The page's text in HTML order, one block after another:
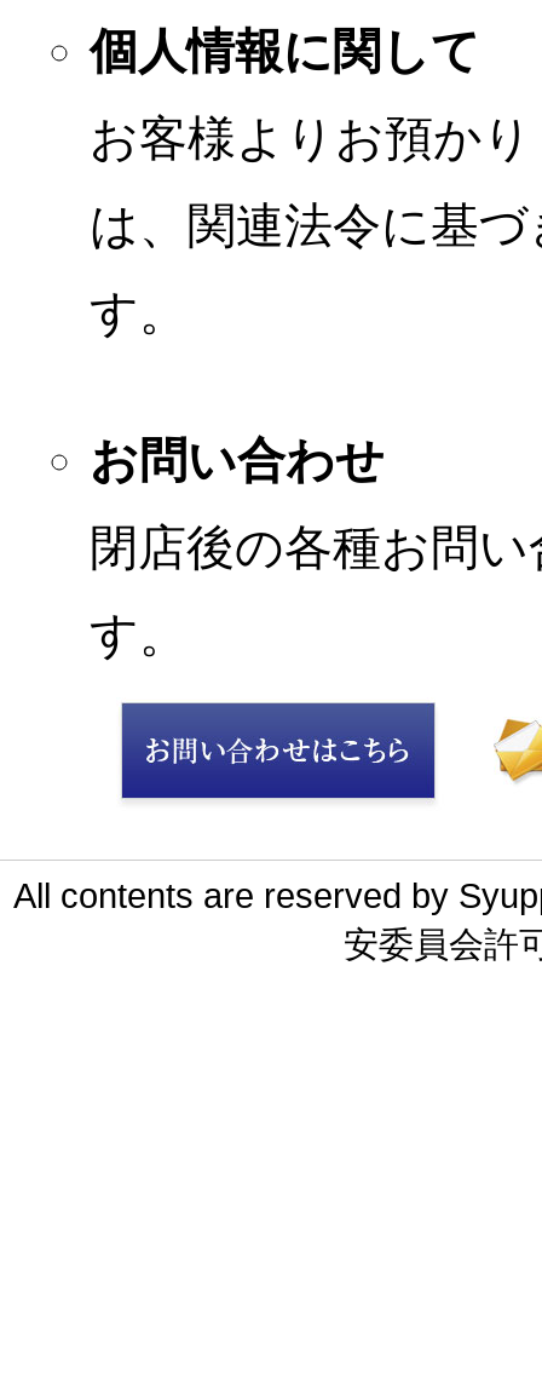
個人情報に関して
お客様よりお預か
は、関連法令に基
す。
お問い合わせ
閉店後の各種お問
す。
All contents are reserved by
安委員会許